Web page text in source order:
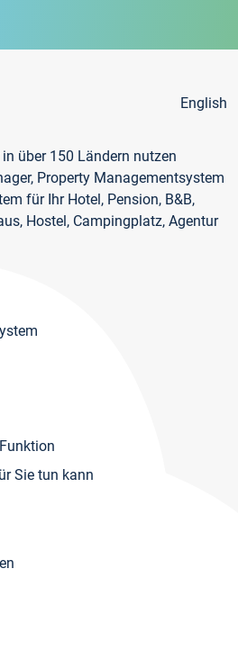
English
über 150 Ländern nutzen
Property Managementsystem
für Ihr Hotel, Pension, B&B,
Hostel, Campingplatz, Agentur
Sie tun kann